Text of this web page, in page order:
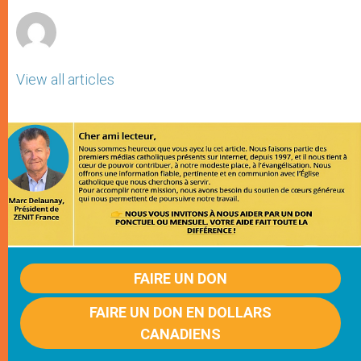
View all articles
FAIRE UN DON
FAIRE UN DON EN DOLLARS
CANADIENS